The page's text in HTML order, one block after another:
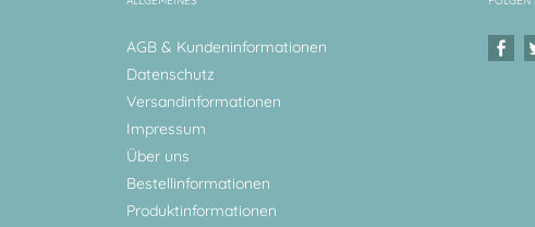
AGB & Kundeninformationen
Datenschutz
Versandinformationen
Impressum
Über uns
Bestellinformationen
Produktinformationen